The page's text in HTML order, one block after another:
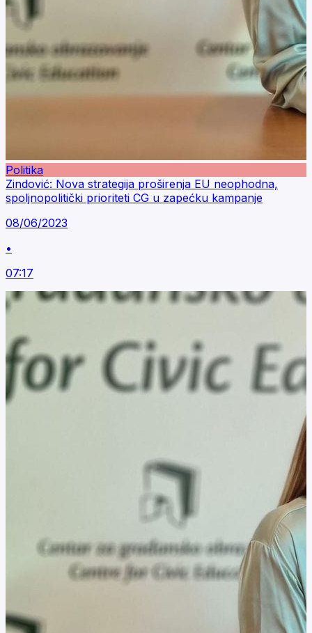
Politika
Zindović: Nova strategija proširenja EU neophodna,
spoljnopolitički prioriteti CG u zapećku kampanje
08/06/2023
•
07:17